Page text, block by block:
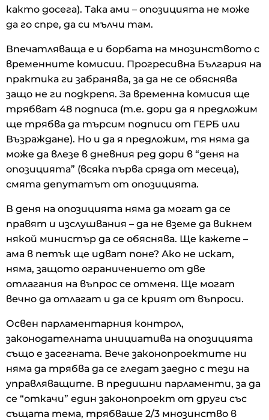
както досега). Така ами – опозицията не може
да го спре, да си мълчи там.
Впечатляваща е и борбата на мнозинството с
временните комисии. Прогресивна България на
практика ги забранява, за да не се обяснява
защо не ги подкрепя. За временна комисия ще
трябват 48 подписа (т.е. дори да я предложим
ще трябва да търсим подписи от ГЕРБ или
Възраждане). Но и да я предложим, тя няма да
може да влезе в дневния ред дори в “деня на
опозицията” (всяка първа сряда от месеца),
смята депутатът от опозицията.
В деня на опозицията няма да могат да се
правят и изслушвания – да не вземе да викнем
някой министър да се обяснява. Ще кажете –
ама в петък ще идват поне? Ако не искат,
няма, защото ограничението от две
отлагания на въпрос се отменя. Ще могат
вечно да отлагат и да се крият от въпроси.
Освен парламентарния контрол,
законодателната инициатива на опозицията
също е засегната. Вече законопроектите ни
няма да трябва да се гледат заедно с тези на
управляващите. В предишни парламенти, за да
се “откачи” един законопроект от други със
същата тема, трябваше 2/3 мнозинство в